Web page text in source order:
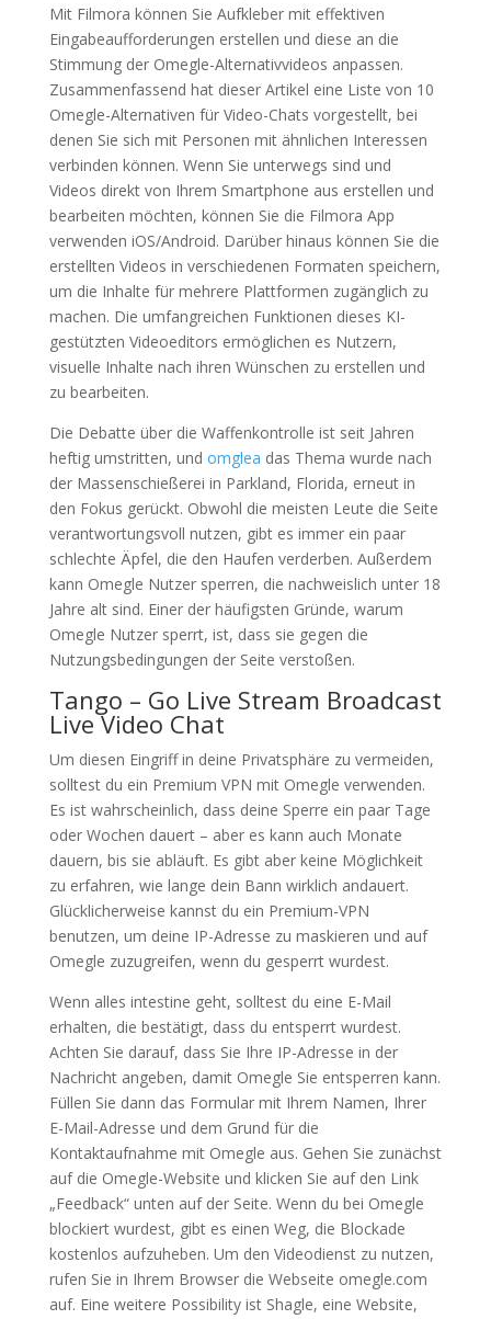
Mit Filmora können Sie Aufkleber mit effektiven
Eingabeaufforderungen erstellen und diese an die
Stimmung der Omegle-Alternativvideos anpassen.
Zusammenfassend hat dieser Artikel eine Liste von 10
Omegle-Alternativen für Video-Chats vorgestellt, bei
denen Sie sich mit Personen mit ähnlichen Interessen
verbinden können. Wenn Sie unterwegs sind und
Videos direkt von Ihrem Smartphone aus erstellen und
bearbeiten möchten, können Sie die Filmora App
verwenden iOS/Android. Darüber hinaus können Sie die
erstellten Videos in verschiedenen Formaten speichern,
um die Inhalte für mehrere Plattformen zugänglich zu
machen. Die umfangreichen Funktionen dieses KI-
gestützten Videoeditors ermöglichen es Nutzern,
visuelle Inhalte nach ihren Wünschen zu erstellen und
zu bearbeiten.
Die Debatte über die Waffenkontrolle ist seit Jahren
heftig umstritten, und omglea das Thema wurde nach
der Massenschießerei in Parkland, Florida, erneut in
den Fokus gerückt. Obwohl die meisten Leute die Seite
verantwortungsvoll nutzen, gibt es immer ein paar
schlechte Äpfel, die den Haufen verderben. Außerdem
kann Omegle Nutzer sperren, die nachweislich unter 18
Jahre alt sind. Einer der häufigsten Gründe, warum
Omegle Nutzer sperrt, ist, dass sie gegen die
Nutzungsbedingungen der Seite verstoßen.
Tango – Go Live Stream Broadcast
Live Video Chat
Um diesen Eingriff in deine Privatsphäre zu vermeiden,
solltest du ein Premium VPN mit Omegle verwenden.
Es ist wahrscheinlich, dass deine Sperre ein paar Tage
oder Wochen dauert – aber es kann auch Monate
dauern, bis sie abläuft. Es gibt aber keine Möglichkeit
zu erfahren, wie lange dein Bann wirklich andauert.
Glücklicherweise kannst du ein Premium-VPN
benutzen, um deine IP-Adresse zu maskieren und auf
Omegle zuzugreifen, wenn du gesperrt wurdest.
Wenn alles intestine geht, solltest du eine E-Mail
erhalten, die bestätigt, dass du entsperrt wurdest.
Achten Sie darauf, dass Sie Ihre IP-Adresse in der
Nachricht angeben, damit Omegle Sie entsperren kann.
Füllen Sie dann das Formular mit Ihrem Namen, Ihrer
E-Mail-Adresse und dem Grund für die
Kontaktaufnahme mit Omegle aus. Gehen Sie zunächst
auf die Omegle-Website und klicken Sie auf den Link
„Feedback“ unten auf der Seite. Wenn du bei Omegle
blockiert wurdest, gibt es einen Weg, die Blockade
kostenlos aufzuheben. Um den Videodienst zu nutzen,
rufen Sie in Ihrem Browser die Webseite omegle.com
auf. Eine weitere Possibility ist Shagle, eine Website,